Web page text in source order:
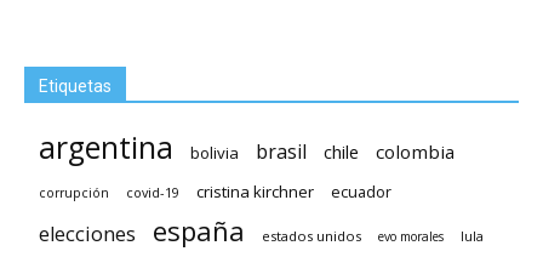
Etiquetas
argentina bolivia brasil chile colombia
corrupción covid-19 cristina kirchner ecuador
elecciones españa estados unidos evo morales lula